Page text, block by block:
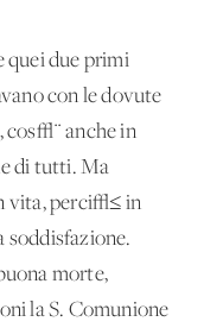
quei due primi
con le dovute
cos√¨ anche in
di tutti. Ma
vita, perci√≤ in
soddisfazione.
morte,
la S. Comunione